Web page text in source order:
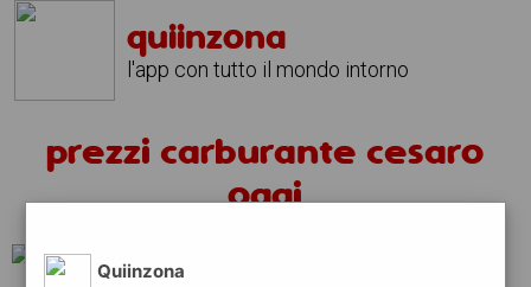
quiinzona
l'app con tutto il mondo intorno
prezzi carburante cesaro
oggi
Quiinzona